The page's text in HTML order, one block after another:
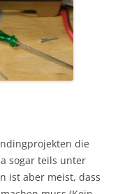
die
sogar teils unter
ist aber meist, dass